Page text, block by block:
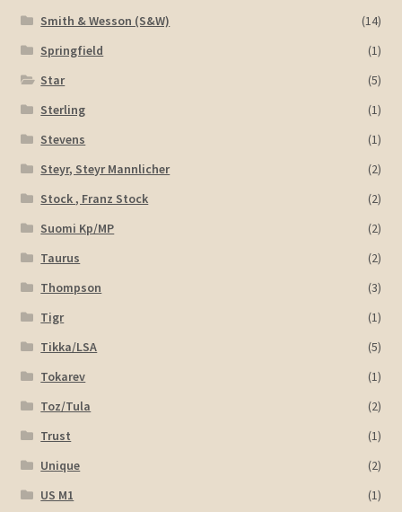
Smith & Wesson (S&W)
(14)
Springfield
(1)
Star
(5)
Sterling
(1)
Stevens
(1)
Steyr, Steyr Mannlicher
(2)
Stock , Franz Stock
(2)
Suomi Kp/MP
(2)
Taurus
(2)
Thompson
(3)
Tigr
(1)
Tikka/LSA
(5)
Tokarev
(1)
Toz/Tula
(2)
Trust
(1)
Unique
(2)
US M1
(1)